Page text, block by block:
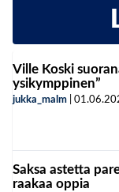
Ville Koski
ysikymppinen”
jukka_malm
Saksa astetta
raakaa oppia